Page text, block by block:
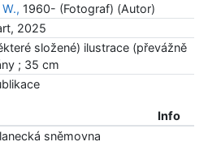
1960- (Fotograf) (Autor)
2025
složené) ilustrace (převážně
; 35 cm
Info
sněmovna